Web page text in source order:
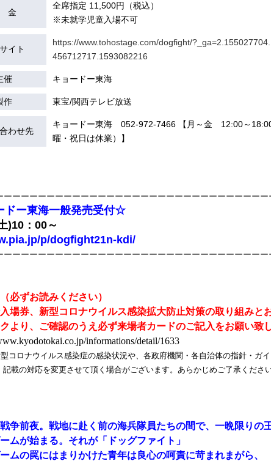
金
全席指定 11,500円（税込）
※未就学児童入場不可
イト
https://www.tohostage.com/dogfight/
456712717.1593082216
催 キョードー東海
作 東宝/関西テレビ放送
わせ先
キョードー東海 052-972-7466 【月～金 12:00～
曜・祝日は休業）】
ーーーーーーーーーーーーーーーーーーーーーーーーーーーーーーー
ー東海一般発売受付☆
)10：00～
p/dogfight21n-kdi/
ーーーーーーーーーーーーーーーーーーーーーーーーーーーーーーー
必ずお読みください）
場券、新型コロナウイルス感染拡大防止対策の取り組みと
より、ご確認のうえ必ず来場者カードのご記入をお願い致し
informations/detail/1633
コロナウイルス感染症の感染状況や、各政府機関・各自治体の指針・ガ
記載の対応を変更させて頂く場合がございます。あらかじめご了承ください
争前夜。戦地に赴く前の海兵隊員たちの間で、一晩限りの
ムが始まる。それが「ドッグファイト」
ムの罠にはまりかけた青年は良心の呵責に苛まれまがら、